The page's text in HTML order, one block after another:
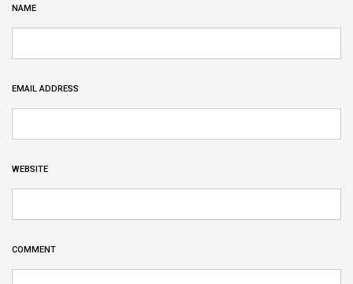
NAME
EMAIL ADDRESS
WEBSITE
COMMENT